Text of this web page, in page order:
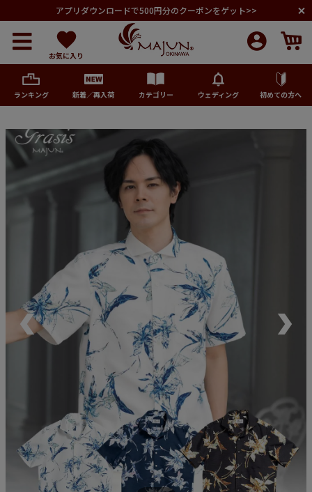
アプリダウンロードで500円分のクーポンをゲット>>
お気に入り
ランキング 新着／再入荷 カテゴリー ウェディング 初めての方へ
メンズ
レディース
ランキング
新商品
アウトレット
サイズから探す